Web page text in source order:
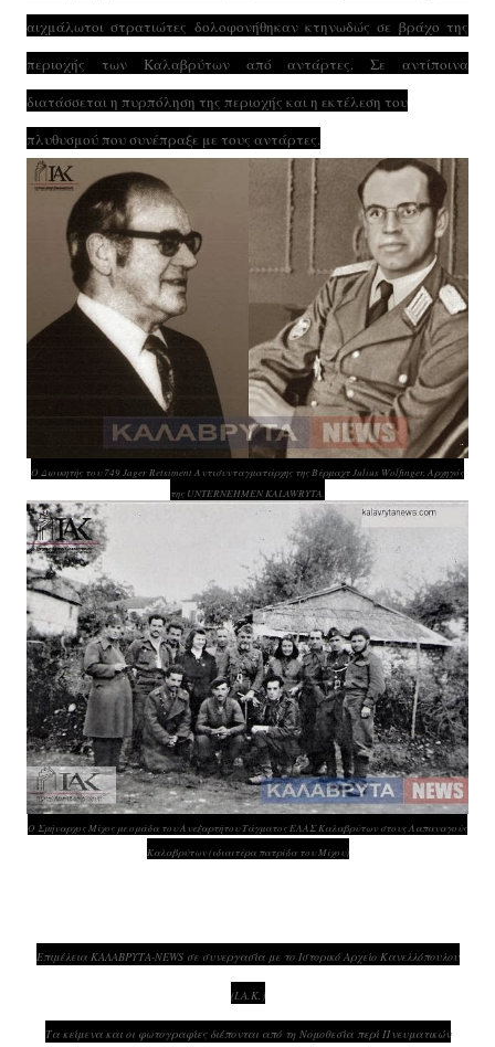
αιχμάλωτοι στρατιώτες δολοφονήθηκαν κτηνωδώς σε βράχο της
περιοχής των Καλαβρύτων από αντάρτες. Σε αντίποινα
διατάσσεται η πυρπόληση της περιοχής και η εκτέλεση του
πλυθυσμού που συνέπραξε με τους αντάρτες.
Ο Διοικητής του 749 Jager Retsiment Αντισυνταγματάρχης της Βέρμαχτ Julius Wolfinger, Αρχηγός
της UNTERNEHMEN KALAWRYTA.
Ο Σμήναρχος Μίχος με ομάδα του Ανεξαρτήτου Τάγματος ΕΛΑΣ Καλαβρύτων στους Λαπαναγούς
Καλαβρύτων (ιδιαιτέρα πατρίδα του Μίχου)
Επιμέλεια ΚΑΛΑΒΡΥΤΑ-NEWS σε συνεργασία με το Ιστορικό Αρχείο Κανελλόπουλου
(Ι.Α.Κ.)
Τα κείμενα και οι φωτογραφίες διέπονται από τη Νομοθεσία περί Πνευματικών